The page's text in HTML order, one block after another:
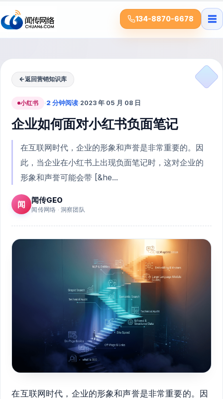
134-8870-6678 ☰
←返回营销知识库
小红书 ·2 分钟阅读·2023 年 05 月 08 日
企业如何面对小红书负面笔记
在互联网时代，企业的形象和声誉是非常重要的。因
此，当企业在小红书上出现负面笔记时，这对企业的
形象和声誉可能会带 [&he...
闻 闻传GEO
闻传网络 · 洞察团队
在互联网时代，企业的形象和声誉是非常重要的。因